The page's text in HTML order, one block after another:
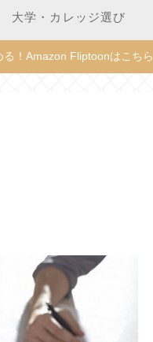
大学・カレッジ選び
！Amazon Fliptoonはこちら